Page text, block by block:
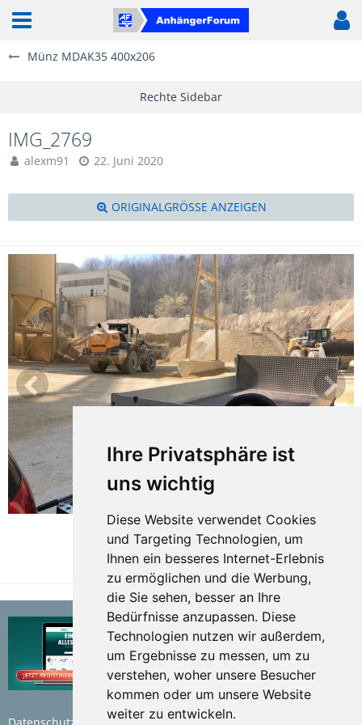
Ihre Privatsphäre ist
uns wichtig
Diese Website verwendet Cookies
und Targeting Technologien, um
Ihnen ein besseres Internet-Erlebnis
zu ermöglichen und die Werbung,
die Sie sehen, besser an Ihre
Bedürfnisse anzupassen. Diese
Technologien nutzen wir außerdem,
um Ergebnisse zu messen, um zu
verstehen, woher unsere Besucher
kommen oder um unsere Website
weiter zu entwickeln.
Münz MDAK35 400x206
IMG_2769
alexm91 22. Juni 2020
ORIGINALGRÖSSE ANZEIGEN
TEILEN